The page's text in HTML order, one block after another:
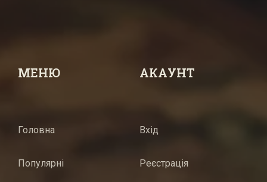
МЕНЮ
Головна
Популярні
АКАУНТ
Вхід
Реєстрація